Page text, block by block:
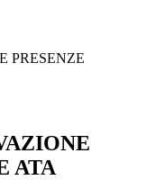
PRESENZE
ATA